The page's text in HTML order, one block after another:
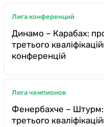
Лига конференций
Динамо – Карабах:
третього
конференцій
Лига чемпионов
Фенербахче –
третього